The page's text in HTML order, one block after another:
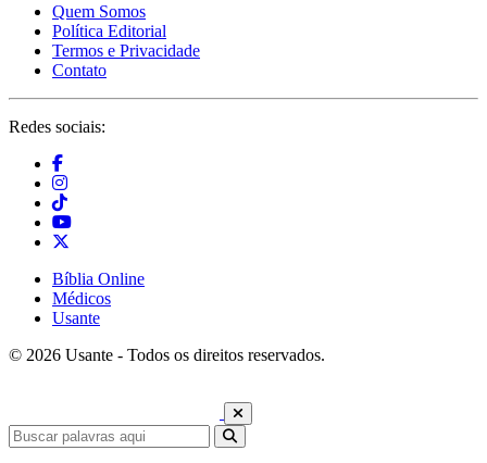
Quem Somos
Política Editorial
Termos e Privacidade
Contato
Redes sociais:
Bíblia Online
Médicos
Usante
© 2026 Usante - Todos os direitos reservados.